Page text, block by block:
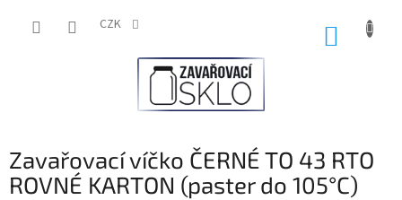
CZK
Zavařovací víčko ČERNÉ TO 43 RTO
ROVNÉ KARTON (paster do 105°C)